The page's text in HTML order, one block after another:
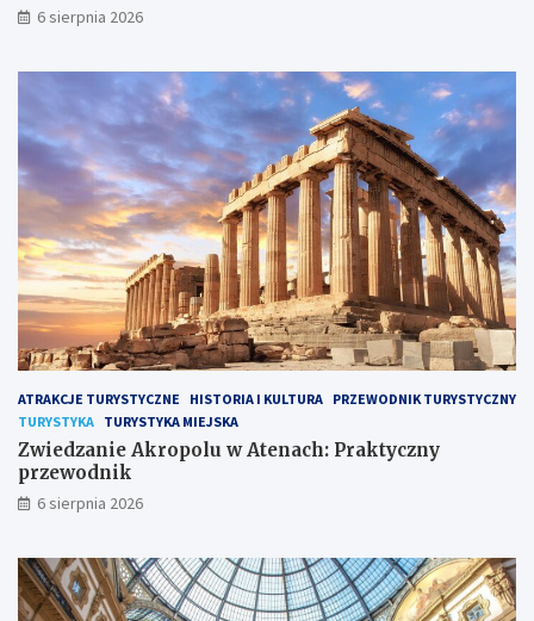
6 sierpnia 2026
ATRAKCJE TURYSTYCZNE HISTORIA I KULTURA PRZEWODNIK TURYSTYCZNY
TURYSTYKA TURYSTYKA MIEJSKA
Zwiedzanie Akropolu w Atenach: Praktyczny
przewodnik
6 sierpnia 2026